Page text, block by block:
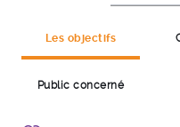
Les objectifs
Public concerné